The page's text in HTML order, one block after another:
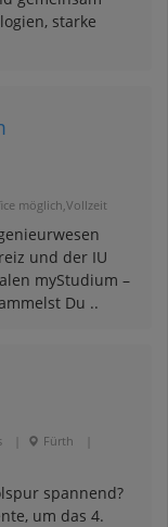
starke
möglich,Vollzeit
und der IU
myStudium –
Du ..
Fürth
spannend?
um das 4.